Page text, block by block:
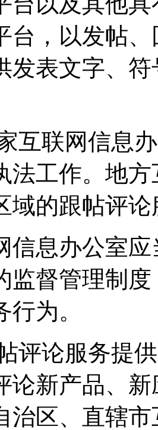
台，以发帖
发表文字、
互联网信息
法工作。地
域的跟帖评
信息办公室
监督管理制
为。
评论服务提
论新产品、
治区、直辖